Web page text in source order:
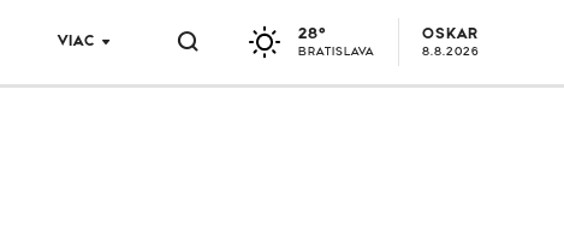
VIAC 28°
BRATISLAVA
OSKAR
8.8.2026